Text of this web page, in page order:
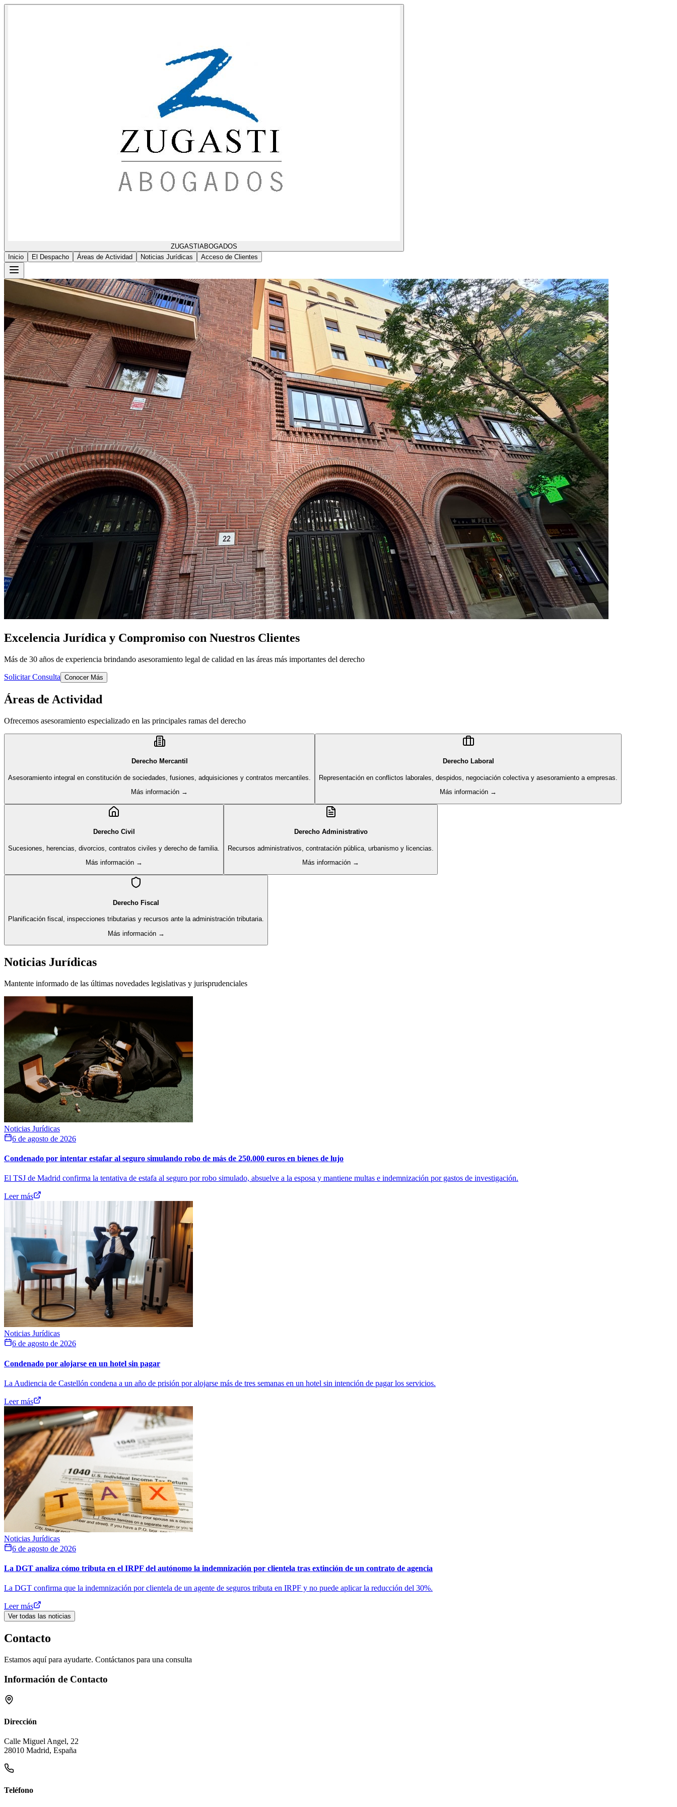
ZUGASTI ABOGADOS
Inicio
El Despacho Áreas de Actividad Noticias Jurídicas Acceso de Clientes
Excelencia Jurídica y Compromiso con Nuestros Clientes
Más de 30 años de experiencia brindando asesoramiento legal de calidad en las áreas más importantes del derecho
Solicitar Consulta Conocer Más
Áreas de Actividad
Ofrecemos asesoramiento especializado en las principales ramas del derecho
Derecho Mercantil
Asesoramiento integral en constitución de sociedades, fusiones, adquisiciones y contratos mercantiles.
Más información →
Derecho Laboral
Representación en conflictos laborales, despidos, negociación colectiva y asesoramiento a empresas.
Más información →
Derecho Civil
Sucesiones, herencias, divorcios, contratos civiles y derecho de familia.
Más información →
Derecho Administrativo
Recursos administrativos, contratación pública, urbanismo y licencias.
Más información →
Derecho Fiscal
Planificación fiscal, inspecciones tributarias y recursos ante la administración tributaria.
Más información →
Noticias Jurídicas
Mantente informado de las últimas novedades legislativas y jurisprudenciales
Noticias Jurídicas
6 de agosto de 2026
Condenado por intentar estafar al seguro simulando robo de más de 250.000 euros en bienes de lujo
El TSJ de Madrid confirma la tentativa de estafa al seguro por robo simulado, absuelve a la esposa y mantiene multas e indemnización por gastos de investigación.
Leer más
Noticias Jurídicas
6 de agosto de 2026
Condenado por alojarse en un hotel sin pagar
La Audiencia de Castellón condena a un año de prisión por alojarse más de tres semanas en un hotel sin intención de pagar los servicios.
Leer más
Noticias Jurídicas
6 de agosto de 2026
La DGT analiza cómo tributa en el IRPF del autónomo la indemnización por clientela tras extinción de un contrato de agencia
La DGT confirma que la indemnización por clientela de un agente de seguros tributa en IRPF y no puede aplicar la reducción del 30%.
Leer más
Ver todas las noticias
Contacto
Estamos aquí para ayudarte. Contáctanos para una consulta
Información de Contacto
Dirección
Calle Miguel Angel, 22
28010 Madrid, España
Teléfono